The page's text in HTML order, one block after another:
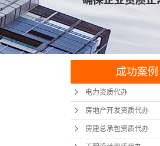
成功案例
电力资质代办
房地产开发资质代办
房建总承包资质代办